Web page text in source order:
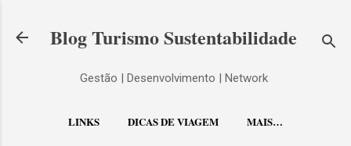
Blog Turismo Sustentabilidade
Gestão | Desenvolvimento | Network
LINKS DICAS DE VIAGEM MAIS…